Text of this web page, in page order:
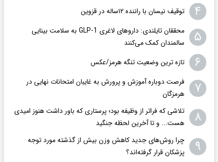
۴ توقیف نیسان با راننده ۱۲ساله در قزوین
۵
محققان تایلندی: داروهای لاغری GLP-1 به سلامت بینایی
سالمندان کمک می‌کنند
۶ تازه ترین وضعیت تنگه هرمز/عکس
۷
فرصت دوباره آموزش و پرورش به غایبان امتحانات نهایی در
هرمزگان
۸
تلاشی که فراتر از وظیفه بود؛ پرستاری که باور داشت هنوز امیدی
هست... و تا آخرین لحظه جنگید
۹
چرا روش‌های جدید کاهش وزن بیش از گذشته مورد توجه
پزشکان قرار گرفته‌اند؟